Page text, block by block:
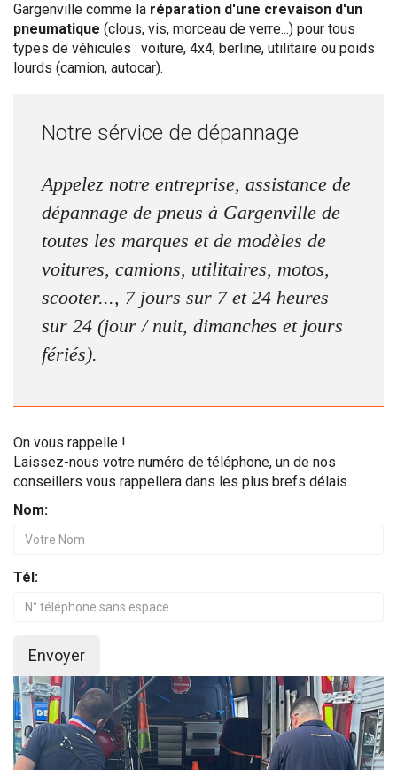
Gargenville comme la réparation d'une crevaison d'un
pneumatique (clous, vis, morceau de verre...) pour tous
types de véhicules : voiture, 4x4, berline, utilitaire ou poids
lourds (camion, autocar).
Notre sérvice de dépannage
Appelez notre entreprise, assistance de
dépannage de pneus à Gargenville de
toutes les marques et de modèles de
voitures, camions, utilitaires, motos,
scooter..., 7 jours sur 7 et 24 heures
sur 24 (jour / nuit, dimanches et jours
fériés).
On vous rappelle !
Laissez-nous votre numéro de téléphone, un de nos
conseillers vous rappellera dans les plus brefs délais.
Nom:
Tél:
Envoyer